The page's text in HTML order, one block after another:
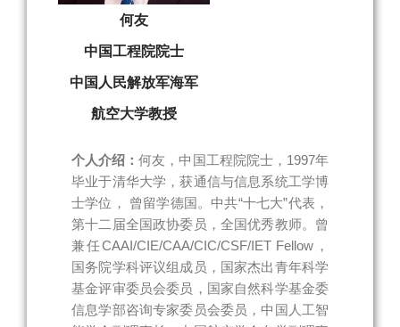
何友
中国工程院院士
中国人民解放军海军
航空大学教授
个人介绍：何友，中国工程院院士，1997年
毕业于清华大学，获通信与信息系统工学博
士学位， 曾留学德国。中共“十七大”代表，
第十二届全国政协委员，全国优秀教师。曾
兼任CAAI/CIE/CAA/CIC/CSF/IET Fellow，
国务院学科评议组成员，国家杰出青年科学
基金评审委员会委员，国家自然科学基金委
信息学部咨询专家委员会委员，中国人工智